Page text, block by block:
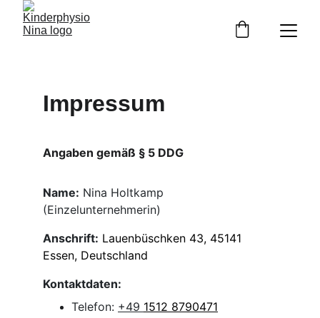
Impressum
Angaben gemäß § 5 DDG
Name: Nina Holtkamp
(Einzelunternehmerin)
Anschrift: Lauenbüschken 43, 45141
Essen, Deutschland
Kontaktdaten:
Telefon: +49 1512 8790471